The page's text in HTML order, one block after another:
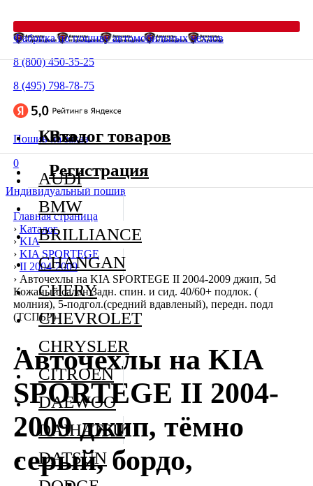
Фабрика по пошиву автомобильных чехлов
8 (800) 450-35-25
8 (495) 798-78-75
Пошив на заказ
0
Индивидуальный пошив
Главная страница
› Каталог
› KIA
› KIA SPORTEGE
› II 2004-2009
› Авточехлы на KIA SPORTEGE II 2004-2009 джип, 5d
Кожаный салон Задн. спин. и сид. 40/60+ подлок. (
молния), 5-подгол.(средний вдавленый), передн. подл
(ТСПБР)
Авточехлы на KIA
SPORTEGE II 2004-
2009 джип, тёмно
серый, бордо,
Каталог товаров
AUDI
BMW
BRILLIANCE
CHANGAN
CHERY
CHEVROLET
CHRYSLER
CITROEN
DAEWOO
DAIHATSU
DATSUN
Вход
Регистрация